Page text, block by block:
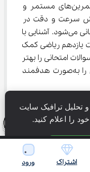
خطاهای زبانی کاهش یابد. انجام تمرین‌های مستمر و
سرعت و دقت در
ترجمه و پاسخ‌گویی به سوالات امتحانی می‌شود. آشنایی با
یازدهم ریاضی کمک
سوالات امتحانی را بهتر
بشناسند و مدیریت زمان در آزمون را به‌صورت هدفمند
مرور پیوسته واژگان و
سوالات یازدهم
را ارزیابی کند.
زبان قرآن یازدهم
اشتراک ورود
شما و تحلیل ترافیک سایت
پذیرش همه